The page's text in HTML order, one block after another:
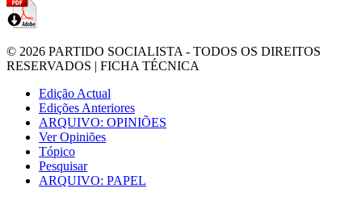
© 2026 PARTIDO SOCIALISTA - TODOS OS DIREITOS
RESERVADOS | FICHA TÉCNICA
Edição Actual
Edições Anteriores
ARQUIVO: OPINIÕES
Ver Opiniões
Tópico
Pesquisar
ARQUIVO: PAPEL